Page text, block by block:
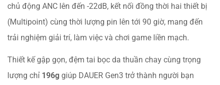
chủ động ANC lên đến -22dB, kết nối đồng thời hai thiết bị
(Multipoint) cùng thời lượng pin lên tới 90 giờ, mang đến
trải nghiệm giải trí, làm việc và chơi game liền mạch.
Thiết kế gập gọn, đệm tai bọc da thuần chay cùng trọng
lượng chỉ 196g giúp DAUER Gen3 trở thành người bạn